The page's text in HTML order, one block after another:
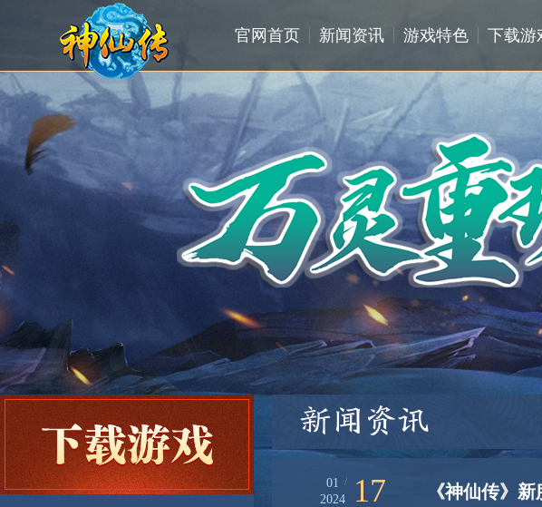
官网首页 新闻资讯 游戏特色 下载游
新闻资讯
01
2024
17
/ 《神仙传》